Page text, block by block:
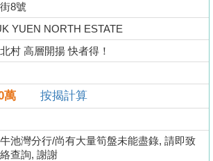
8號
YUEN NORTH ESTATE
村 高層開揚 快者得！
萬 按揭計算
池灣分行/尚有大量筍盤未能盡錄, 請即致
查詢, 謝謝